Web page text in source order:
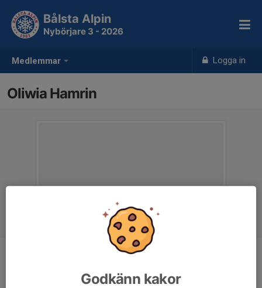
Medlemmar Logga in
Bålsta Alpin
Nybörjare 3 - 2026
Oliwia Hamrin
Godkänn kakor